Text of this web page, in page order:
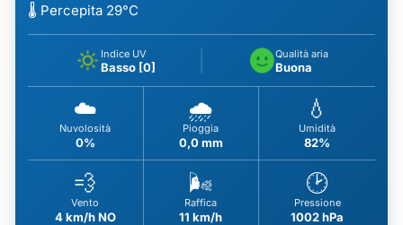
🌡️ Percepita 29°C
Indice UV
Basso [0]
Qualità aria
Buona
☁️
Nuvolosità
0%
🌧️
Pioggia
0,0 mm
💧
Umidità
82%
💨
Vento
4 km/h NO
🌬️
Raffica
11 km/h
🕑
Pressione
1002 hPa